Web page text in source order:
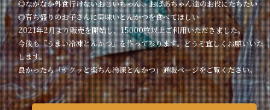
◎なかなか外食行けないおじいちゃん、おばあちゃん達のお役にたちたい
◎育ち盛りのお子さんに美味いとんかつを食べてほしい
2021年2月より販売を開始し、15000枚以上ご利用いただきました。
今後も「うまい冷凍とんかつ」を作って参ります。どうぞ宜しくお願いいた
します。
良かったら「サクッと楽ちん冷凍とんかつ」通販ページをご覧ください。